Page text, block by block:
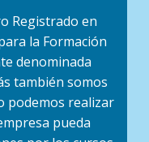
Registrado en
la Formación
denominada
también somos
podemos realizar
pueda